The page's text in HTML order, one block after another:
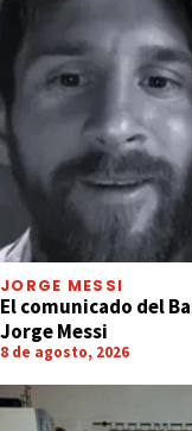
JORGE MESSI
El comunicado del
Jorge Messi
8 de agosto, 2026